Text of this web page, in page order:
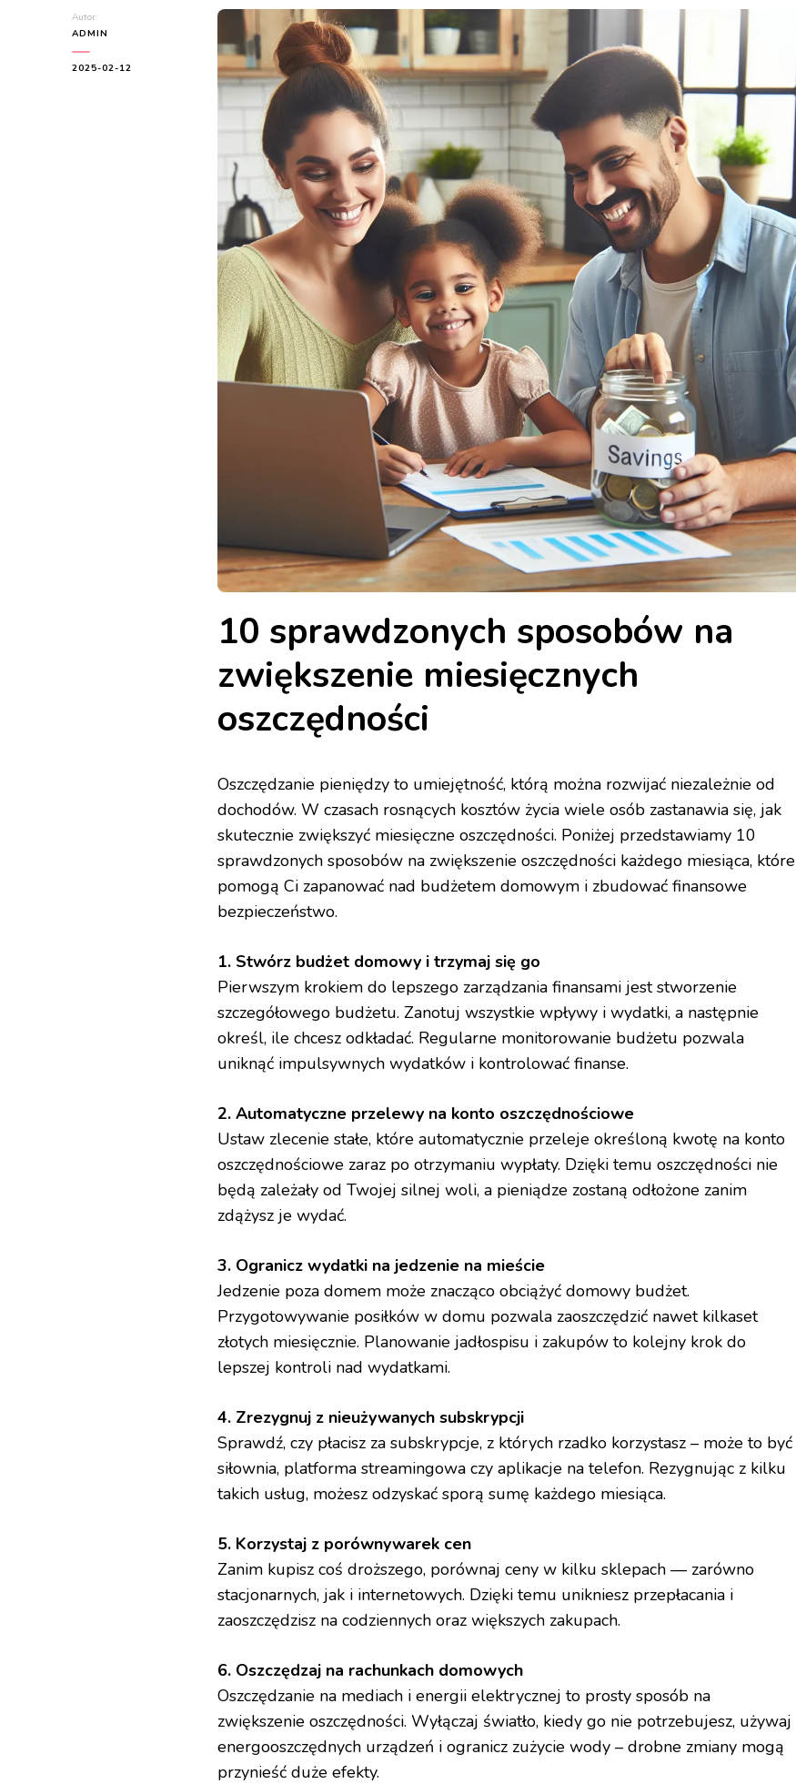
Autor:
ADMIN
2025-02-12
10 sprawdzonych sposobów na
zwiększenie miesięcznych
oszczędności
Oszczędzanie pieniędzy to umiejętność, którą można rozwijać niezależnie od
dochodów. W czasach rosnących kosztów życia wiele osób zastanawia się, jak
skutecznie zwiększyć miesięczne oszczędności. Poniżej przedstawiamy 10
sprawdzonych sposobów na zwiększenie oszczędności każdego miesiąca, które
pomogą Ci zapanować nad budżetem domowym i zbudować finansowe
bezpieczeństwo.
1. Stwórz budżet domowy i trzymaj się go
Pierwszym krokiem do lepszego zarządzania finansami jest stworzenie
szczegółowego budżetu. Zanotuj wszystkie wpływy i wydatki, a następnie
określ, ile chcesz odkładać. Regularne monitorowanie budżetu pozwala
uniknąć impulsywnych wydatków i kontrolować finanse.
2. Automatyczne przelewy na konto oszczędnościowe
Ustaw zlecenie stałe, które automatycznie przeleje określoną kwotę na konto
oszczędnościowe zaraz po otrzymaniu wypłaty. Dzięki temu oszczędności nie
będą zależały od Twojej silnej woli, a pieniądze zostaną odłożone zanim
zdążysz je wydać.
3. Ogranicz wydatki na jedzenie na mieście
Jedzenie poza domem może znacząco obciążyć domowy budżet.
Przygotowywanie posiłków w domu pozwala zaoszczędzić nawet kilkaset
złotych miesięcznie. Planowanie jadłospisu i zakupów to kolejny krok do
lepszej kontroli nad wydatkami.
4. Zrezygnuj z nieużywanych subskrypcji
Sprawdź, czy płacisz za subskrypcje, z których rzadko korzystasz – może to być
siłownia, platforma streamingowa czy aplikacje na telefon. Rezygnując z kilku
takich usług, możesz odzyskać sporą sumę każdego miesiąca.
5. Korzystaj z porównywarek cen
Zanim kupisz coś droższego, porównaj ceny w kilku sklepach — zarówno
stacjonarnych, jak i internetowych. Dzięki temu unikniesz przepłacania i
zaoszczędzisz na codziennych oraz większych zakupach.
6. Oszczędzaj na rachunkach domowych
Oszczędzanie na mediach i energii elektrycznej to prosty sposób na
zwiększenie oszczędności. Wyłączaj światło, kiedy go nie potrzebujesz, używaj
energooszczędnych urządzeń i ogranicz zużycie wody – drobne zmiany mogą
przynieść duże efekty.